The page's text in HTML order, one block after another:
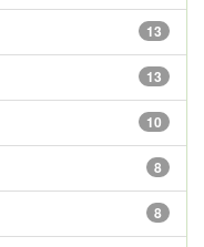
13
13
10
8
8